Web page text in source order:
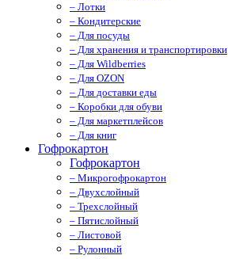
– Лотки
– Кондитерские
– Для посуды
– Для хранения и транспортировки
– Для Wildberries
– Для OZON
– Для доставки еды
– Коробки для обуви
– Для маркетплейсов
– Для книг
Гофрокартон
Гофрокартон
– Микрогофрокартон
– Двухслойный
– Трехслойный
– Пятислойный
– Листовой
– Рулонный